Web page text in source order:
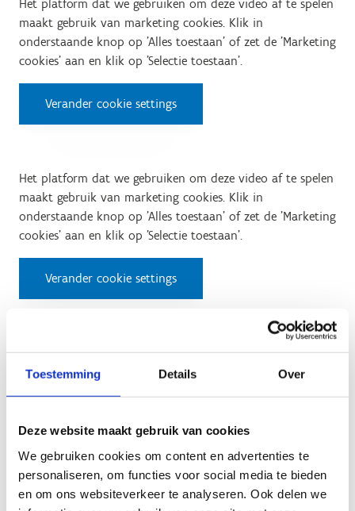
Toestemming Details Over
Deze website maakt gebruik van cookies
We gebruiken cookies om content en advertenties te
personaliseren, om functies voor social media te bieden
en om ons websiteverkeer te analyseren. Ook delen we
Het platform dat we gebruiken om deze video af te spelen
maakt gebruik van marketing cookies. Klik in
onderstaande knop op 'Alles toestaan' of zet de 'Marketing
cookies' aan en klik op 'Selectie toestaan'.
Verander cookie settings
Het platform dat we gebruiken om deze video af te spelen
maakt gebruik van marketing cookies. Klik in
onderstaande knop op 'Alles toestaan' of zet de 'Marketing
cookies' aan en klik op 'Selectie toestaan'.
Verander cookie settings
maakt gebruik van marketing cookies. Klik in
onderstaande knop op 'Alles toestaan' of zet de 'Marketing
cookies' aan en klik op 'Selectie toestaan'.
Verander cookie settings